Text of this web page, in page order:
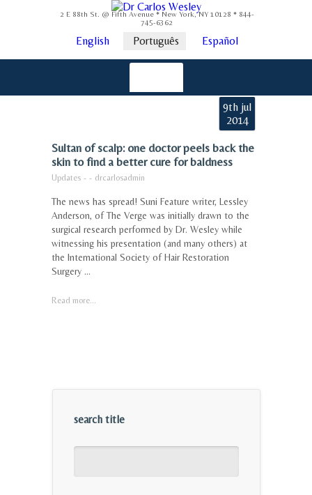
2 E 88th St. @ Fifth Avenue * New York, NY 10128 * 844-
745-6362
English Português Español
9th jul
2014
Sultan of scalp: one doctor peels back the
skin to find a better cure for baldness
Updates - - drcarlosadmin
The news has spread! Suni Feature writer, Lessley
Anderson, of The Verge was initially drawn to the
surgical research performed by Dr. Wesley while
witnessing his presentation (and many others) at
the International Society of Hair Restoration
Surgery ...
Read more...
search title